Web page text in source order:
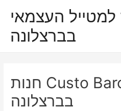
content
העצמאי
בברצלונה
חנות Custo Barcelona
בברצלונה